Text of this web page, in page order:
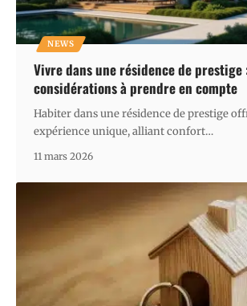
NEWS
Vivre dans une résidence de prestige
considérations à prendre en compte
Habiter dans une résidence de prestige
expérience unique, alliant confort…
11 mars 2026